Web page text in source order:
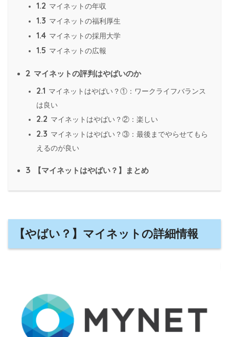
1.2 マイネットの年収
1.3 マイネットの福利厚生
1.4 マイネットの採用大学
1.5 マイネットの広報
2 マイネットの評判はやばいのか
2.1 マイネットはやばい？①：ワークライフバランス
は良い
2.2 マイネットはやばい？②：楽しい
2.3 マイネットはやばい？③：最後までやらせてもら
えるのが良い
3 【マイネットはやばい？】まとめ
【やばい？】マイネットの詳細情報